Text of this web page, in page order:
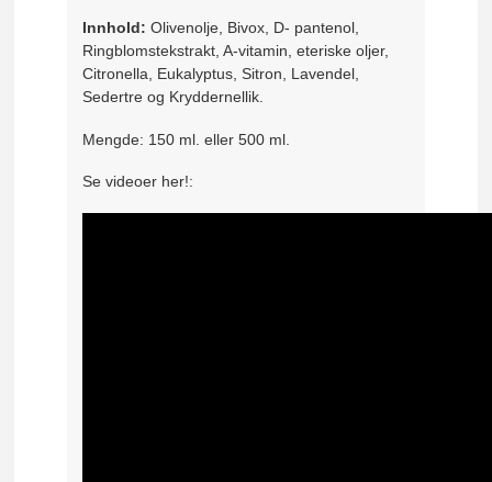
Innhold: Olivenolje, Bivox, D- pantenol,
Ringblomstekstrakt, A-vitamin, eteriske oljer,
Citronella, Eukalyptus, Sitron, Lavendel,
Sedertre og Kryddernellik.
Mengde: 150 ml. eller 500 ml.
Se videoer her!: